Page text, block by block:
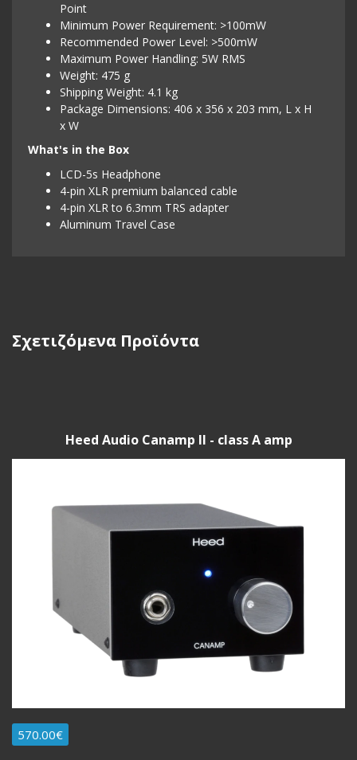
Point
Minimum Power Requirement: >100mW
Recommended Power Level: >500mW
Maximum Power Handling: 5W RMS
Weight: 475 g
Shipping Weight: 4.1 kg
Package Dimensions: 406 x 356 x 203 mm, L x H
x W
What's in the Box
LCD-5s Headphone
4-pin XLR premium balanced cable
4-pin XLR to 6.3mm TRS adapter
Aluminum Travel Case
Σχετιζόμενα Προϊόντα
Heed Audio Canamp II - class A amp
570.00€